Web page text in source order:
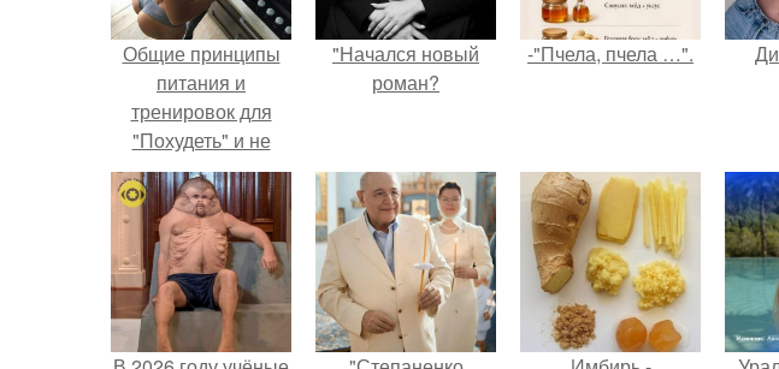
Общие принципы
питания и
тренировок для
"Похудеть" и не
только.
"Начался новый
роман?
-"Пчела, пчела …".